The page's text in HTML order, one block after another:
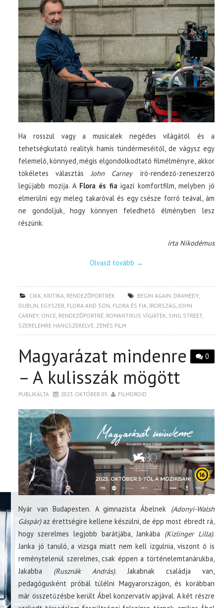
Ha rosszul vagy a musicalek negédes világától és a
tehetségkutató realityk hamis tündérmeséitől, de vágysz egy
felemelő, könnyed, mégis elgondolkodtató filmélményre, akkor
tökéletes választás John Carneyíró-rendező-zeneszerző
legújabb mozija. A Flora és fia igazi komfortfilm, melyben jó
elmerülni egy meleg takaróval és egy csésze forró teával, ám
ne gondoljuk, hogy könnyen feledhető élményben lesz
részünk.
írta Nikodémus
Olvasd tovább →
CIKK KRITIKA RENDEZŐPORTRÉK BEGIN AGAIN DRAMEDY,
DUBLIN EGYSZER FLORA AND SON FLORA ÉS FIA ÍRORSZÁG JOHN
CARNEY, ONCE RENDEZŐPORTRÉ ROMANTIKUS VÍGJÁTÉK SING STREET,
SZERELEMRE HANGSZERELVE ZENÉS FILM
0
Magyarázat mindenre
– A kulisszák mögött
PUBLIKÁLTA 2023. OKTÓBER 05. FILMDROID
Nyár van Budapesten. A gimnazista Ábelnek (Adonyi-Walsh
Gáspár)az érettségire kellene készülni, de épp most ébredt rá,
hogy szerelmes legjobb barátjába, Jankába (Kizlinger Lilla).
Janka jó tanuló, a vizsga miatt nem kell izgulnia, viszont ő is
reménytelenül szerelmes, csak éppen a történelemtanárukba,
Jakabba (Rusznák András). Jakabnak családja van,
pedagógusként próbál túlélni Magyarországon, és korábban
már összetűzésbe került Ábel konzervatív apjával. A két részre